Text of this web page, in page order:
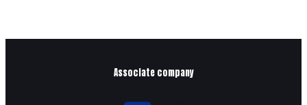
Associate company